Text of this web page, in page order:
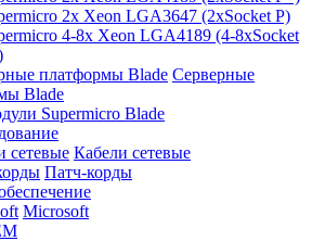
2x Xeon LGA3647 (2xSocket P)
4-8x Xeon LGA4189 (4-8xSocket
Серверные
Blade
Supermicro Blade
Кабели сетевые
Патч-корды
Microsoft